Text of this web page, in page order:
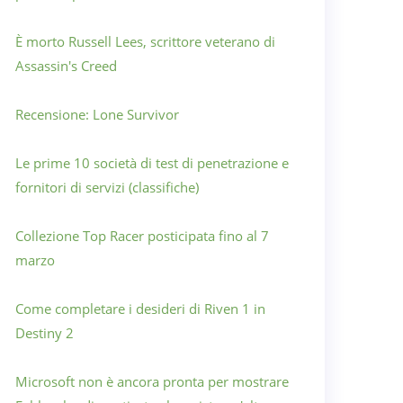
È morto Russell Lees, scrittore veterano di
Assassin's Creed
Recensione: Lone Survivor
Le prime 10 società di test di penetrazione e
fornitori di servizi (classifiche)
Collezione Top Racer posticipata fino al 7
marzo
Come completare i desideri di Riven 1 in
Destiny 2
Microsoft non è ancora pronta per mostrare